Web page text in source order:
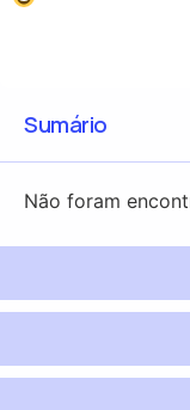
Sumário
Não foram